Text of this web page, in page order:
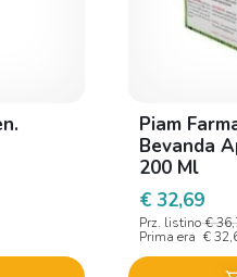
Piam
Bevanda
200 Ml
€ 32,69
Prz. listino €
Prima era €